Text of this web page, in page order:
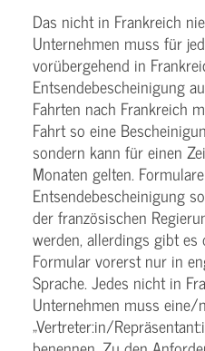
Das nicht in Frankreich
Unternehmen muss für
vorübergehend in
Entsendebescheinigung
Fahrten nach Frankreich
Fahrt so eine
sondern kann für einen
Monaten gelten.
Entsendebescheinigung
der französischen
werden, allerdings gibt es
Formular vorerst nur in
Sprache. Jedes nicht in
Unternehmen muss eine/n
„Vertreter:in/